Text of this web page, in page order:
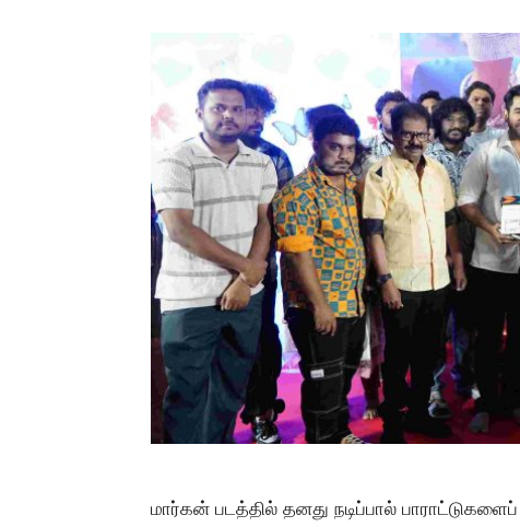
மார்கன் படத்தில் தனது நடிப்பால்